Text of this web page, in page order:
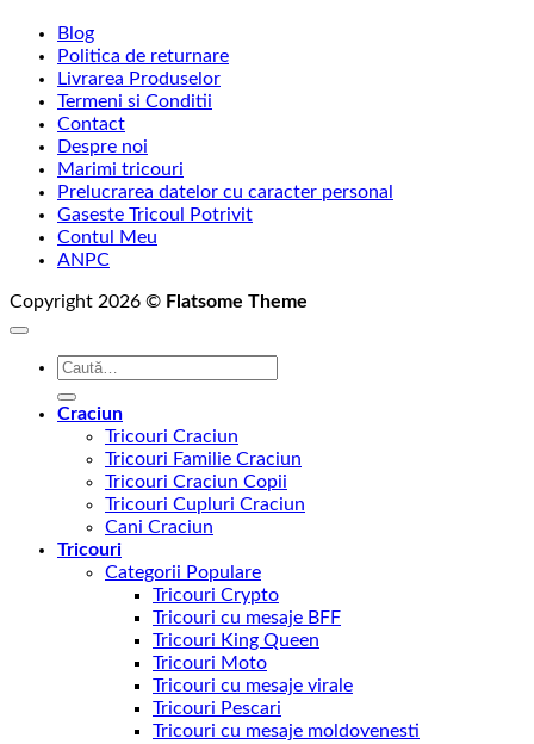
Blog
Politica de returnare
Livrarea Produselor
Termeni si Conditii
Contact
Despre noi
Marimi tricouri
Prelucrarea datelor cu caracter personal
Gaseste Tricoul Potrivit
Contul Meu
ANPC
Copyright 2026 © Flatsome Theme
Caută
Craciun
Tricouri Craciun
Tricouri Familie Craciun
Tricouri Craciun Copii
Tricouri Cupluri Craciun
Cani Craciun
Tricouri
Categorii Populare
Tricouri Crypto
Tricouri cu mesaje BFF
Tricouri King Queen
Tricouri Moto
Tricouri cu mesaje virale
Tricouri Pescari
Tricouri cu mesaje moldovenesti